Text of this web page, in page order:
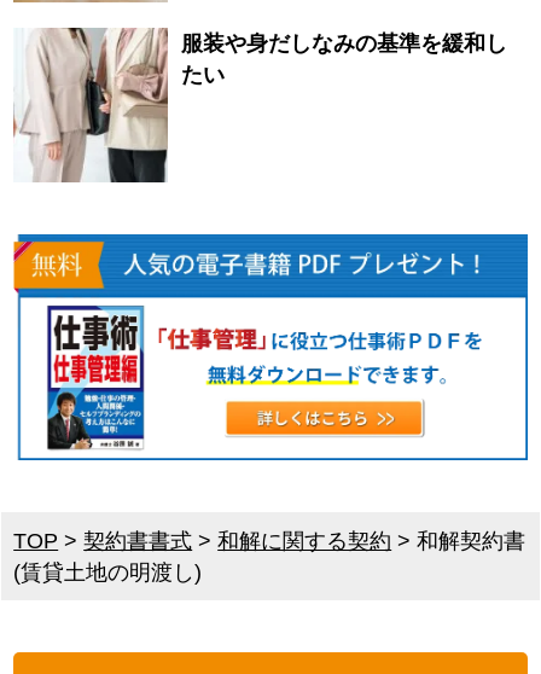
服装や身だしなみの基準を緩和し
たい
TOP >契約書書式 >和解に関する契約 >和解契約書
(賃貸土地の明渡し)